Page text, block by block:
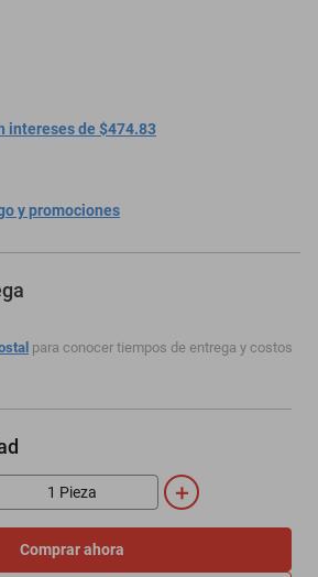
intereses de $474.83
y promociones
para conocer tiempos de entrega y costos
＋
Comprar ahora